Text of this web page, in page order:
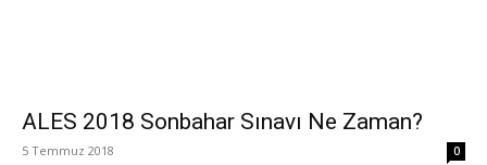
ALES 2018 Sonbahar Sınavı Ne Zaman?
5 Temmuz 2018 0